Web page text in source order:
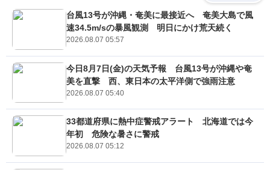
台風13号が沖縄・奄美に最接近へ 奄美大島で風
速34.5m/sの暴風観測 明日にかけ荒天続く
2026.08.07 05:57
今日8月7日(金)の天気予報 台風13号が沖縄や奄
美を直撃 西、東日本の太平洋側で強雨注意
2026.08.07 05:40
33都道府県に熱中症警戒アラート 北海道では今
年初 危険な暑さに警戒
2026.08.07 05:12